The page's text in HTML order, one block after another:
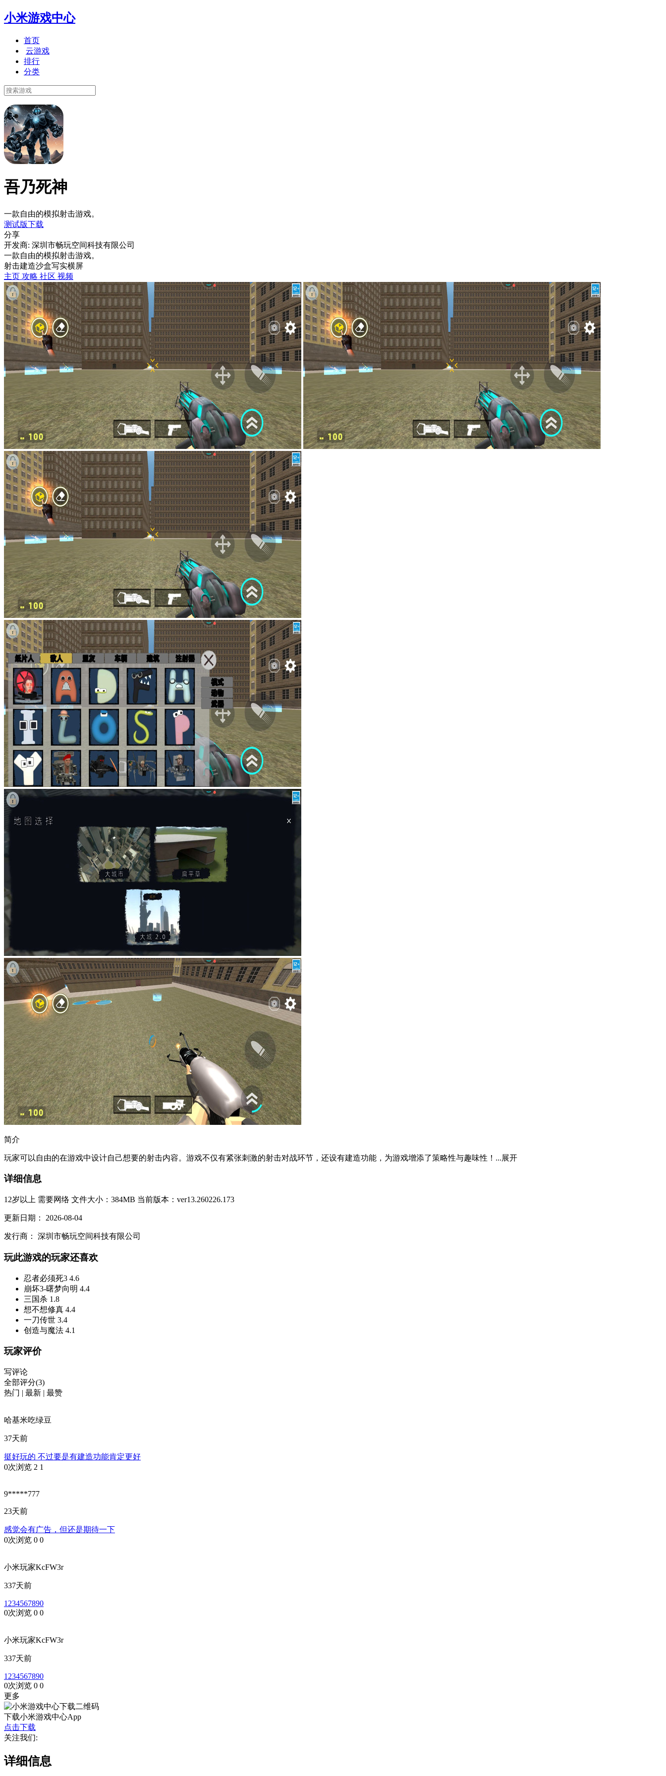
小米游戏中心
首页
云游戏
排行
分类
吾乃死神
一款自由的模拟射击游戏。
测试版下载
分享
开发商: 深圳市畅玩空间科技有限公司
一款自由的模拟射击游戏。
射击建造沙盒写实横屏
主页 攻略 社区 视频
简介
玩家可以自由的在游戏中设计自己想要的射击内容。游戏不仅有紧张刺激的射击对战环节，还设有建造功能，为游戏增添了策略性与趣味性！...展开
详细信息
12岁以上 需要网络 文件大小：384MB 当前版本：ver13.260226.173
更新日期： 2026-08-04
发行商： 深圳市畅玩空间科技有限公司
玩此游戏的玩家还喜欢
忍者必须死3 4.6
崩坏3-曙梦向明 4.4
三国杀 1.8
想不想修真 4.4
一刀传世 3.4
创造与魔法 4.1
玩家评价
写评论
全部评分(3)
热门 | 最新 | 最赞
哈基米吃绿豆
37天前
挺好玩的 不过要是有建造功能肯定更好
0次浏览 2 1
9*****777
23天前
感觉会有广告，但还是期待一下
0次浏览 0 0
小米玩家KcFW3r
337天前
1234567890
0次浏览 0 0
小米玩家KcFW3r
337天前
1234567890
0次浏览 0 0
更多
下载小米游戏中心App
点击下载
关注我们:
详细信息